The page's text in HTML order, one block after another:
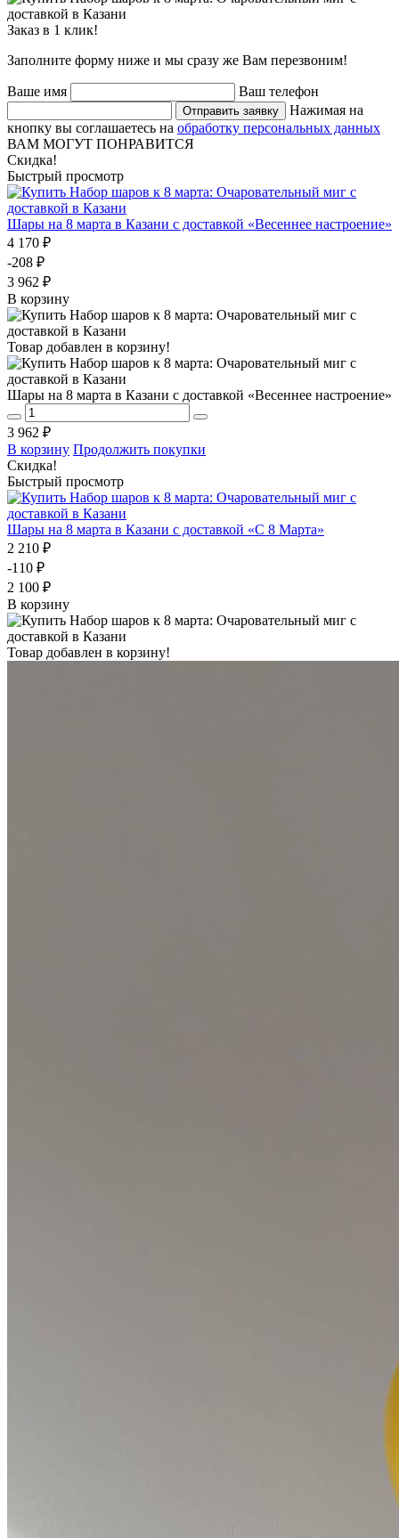
Заказ в 1 клик!
Заполните форму ниже и мы сразу же Вам перезвоним!
Ваше имя Ваш телефон
Отправить заявку
Нажимая на
кнопку вы соглашаетесь на обработку персональных данных
ВАМ МОГУТ ПОНРАВИТСЯ
Скидка!
Быстрый просмотр
Шары на 8 марта в Казани с доставкой «Весеннее настроение»
4 170 ₽
-208 ₽
3 962 ₽
В корзину
Товар добавлен в корзину!
Шары на 8 марта в Казани с доставкой «Весеннее настроение»
3 962 ₽
В корзину Продолжить покупки
Скидка!
Быстрый просмотр
Шары на 8 марта в Казани с доставкой «С 8 Марта»
2 210 ₽
-110 ₽
2 100 ₽
В корзину
Товар добавлен в корзину!